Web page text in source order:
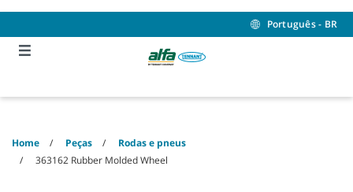
content
navigation
menu
Português - BR
Home Peças
Rodas e pneus
363162 Rubber Molded Wheel